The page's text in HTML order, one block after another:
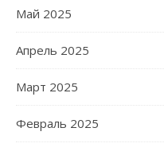
Май 2025
Апрель 2025
Март 2025
Февраль 2025